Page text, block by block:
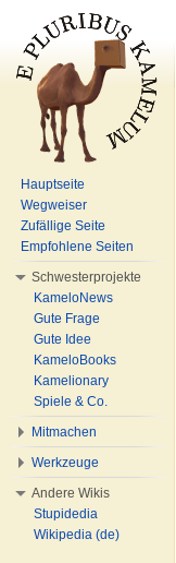
Hauptseite
Wegweiser
Zufällige Seite
Empfohlene Seiten
Schwesterprojekte
KameloNews
Gute Frage
Gute Idee
KameloBooks
Kamelionary
Spiele & Co.
Mitmachen
Werkzeuge
Andere Wikis
Stupidedia
Wikipedia (de)